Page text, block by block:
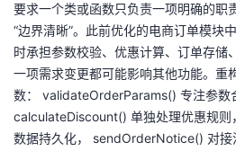
的
课
程
我
的
认
证
我
的
实
我
的
技
术
支
持
的
云
声
建
要求一个类或函数只负责一项明确的职
“边界清晰”。此前优化的电商订单模块
时承担参数校验、优惠计算、订单存储
一项需求变更都可能影响其他功能。重
数： validateOrderParams() 专注参数
calculateDiscount() 单独处理优惠规
数据持久化， sendOrderNotice() 对接